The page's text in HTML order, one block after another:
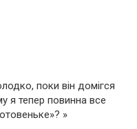
поки він домігся
я тепер повинна все
»